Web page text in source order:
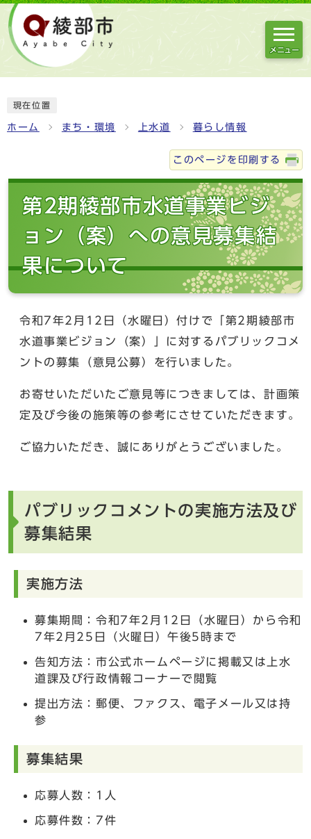
メニュー
現在位置
ホーム まち・環境 上水道 暮らし情報
このページを印刷する
第2期綾部市水道事業ビジ
ョン（案）への意見募集結
果について
令和7年2月12日（水曜日）付けで「第2期綾部市
水道事業ビジョン（案）」に対するパブリックコメ
ントの募集（意見公募）を行いました。
お寄せいただいたご意見等につきましては、計画策
定及び今後の施策等の参考にさせていただきます。
ご協力いただき、誠にありがとうございました。
パブリックコメントの実施方法及び
募集結果
実施方法
募集期間：令和7年2月12日（水曜日）から令和
7年2月25日（火曜日）午後5時まで
告知方法：市公式ホームページに掲載又は上水
道課及び行政情報コーナーで閲覧
提出方法：郵便、ファクス、電子メール又は持
参
募集結果
応募人数：1人
応募件数：7件